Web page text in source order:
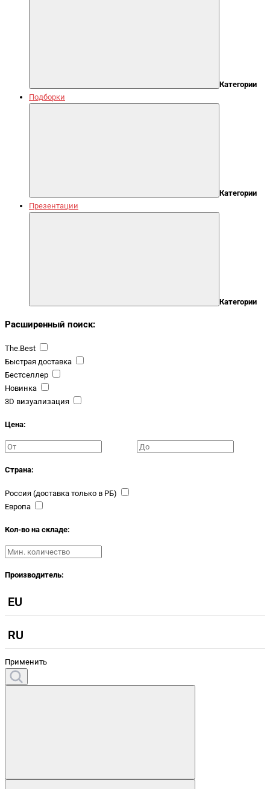
Категории
Подборки
Категории
Презентации
Категории
Расширенный поиск:
The.Best
Быстрая доставка
Бестселлер
Новинка
3D визуализация
Цена:
Страна:
Россия (доставка только в РБ)
Европа
Кол-во на складе:
Производитель:
EU
RU
Применить